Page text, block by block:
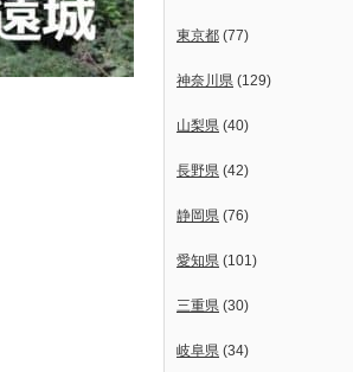
東京都 (77)
神奈川県 (129)
山梨県 (40)
長野県 (42)
静岡県 (76)
愛知県 (101)
三重県 (30)
岐阜県 (34)